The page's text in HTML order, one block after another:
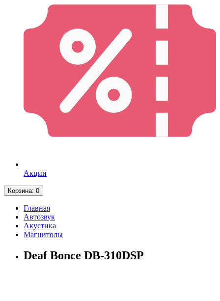
Акции
Корзина: 0
Главная
Автозвук
Акустика
Магнитолы
Deaf Bonce DB-310DSP